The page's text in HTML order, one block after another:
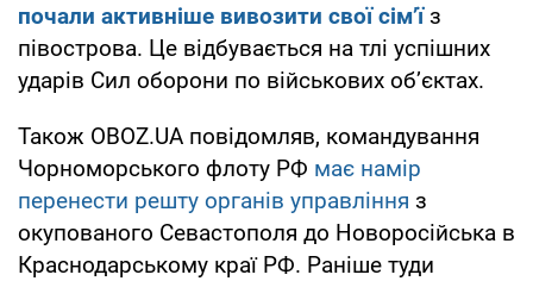
почали активніше вивозити свої сім’їз
півострова. Це відбувається на тлі успішних
ударів Сил оборони по військових об’єктах.
Також OBOZ.UA повідомляв, командування
Чорноморського флоту РФ має намір
перенести решту органів управління з
окупованого Севастополя до Новоросійська в
Краснодарському краї РФ. Раніше туди